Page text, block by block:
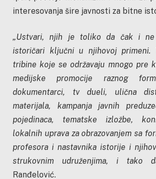
interesovanja šire javnosti za bitne
„Ustvari, njih je toliko da čak i
istoričari ključni u njihovoj
tribine koje se održavaju mnogo pre
medijske promocije raznog
dokumentarci, tv dueli, ulična
materijala, kampanja javnih
pojedinaca, tematske izložbe,
lokalnih uprava za obrazovanjem sa
profesora i nastavnika istorije i
strukovnim udruženjima, i tako
Ranđelović.